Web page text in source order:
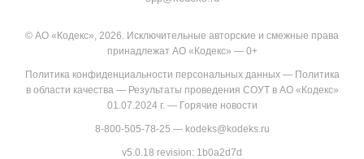
© АО «Кодекс», 2026. Исключительные авторские и смежные права
принадлежат АО «Кодекс» — 0+
Политика конфиденциальности персональных данных— Политика
в области качества— Результаты проведения СОУТ в АО «Кодекс»
01.07.2024 г.— Горячие новости
8-800-505-78-25 — kodeks@kodeks.ru
v5.0.18 revision: 1b0a2d7d